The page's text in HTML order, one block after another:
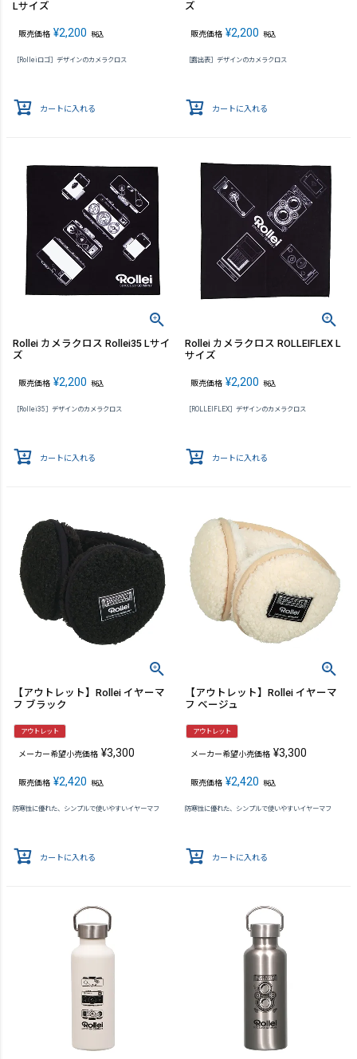
Lサイズ
販売価格 ¥2,200 税込
［Rolleiロゴ］デザインのカメラクロス
カートに入れる
ズ
販売価格 ¥2,200 税込
［露出表］デザインのカメラクロス
カートに入れる
Rollei カメラクロス Rollei35 Lサイ
ズ
販売価格 ¥2,200 税込
［Rollei35］デザインのカメラクロス
カートに入れる
Rollei カメラクロス ROLLEIFLEX L
サイズ
販売価格 ¥2,200 税込
［ROLLEIFLEX］デザインのカメラクロス
カートに入れる
【アウトレット】Rollei イヤーマ
フ ブラック
アウトレット
メーカー希望小売価格 ¥3,300
販売価格 ¥2,420 税込
防寒性に優れた、シンプルで使いやすいイヤーマフ
カートに入れる
【アウトレット】Rollei イヤーマ
フ ベージュ
アウトレット
メーカー希望小売価格 ¥3,300
販売価格 ¥2,420 税込
防寒性に優れた、シンプルで使いやすいイヤーマフ
カートに入れる